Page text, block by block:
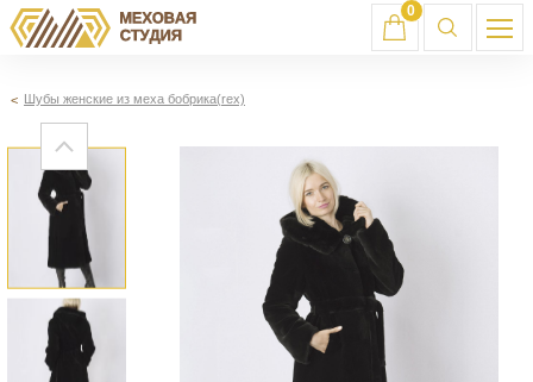
0
Шубы женские из меха бобрика(rex)